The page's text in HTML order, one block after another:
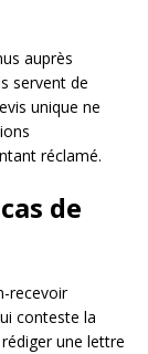
auprès
servent de
unique ne
réclamé.
de
recevoir
conteste la
une lettre